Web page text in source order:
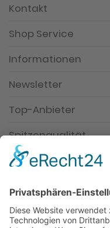
Kontakt
Shop Service
Informationen
Newsletter
Top-Anbieter
Spitzenqualität
Kompetente
Partner